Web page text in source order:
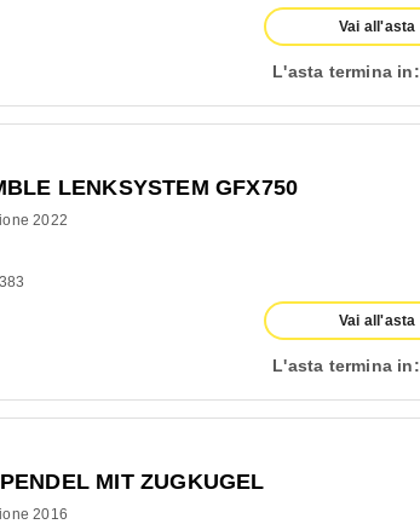
Vai all'asta
L'asta termina in:
LENKSYSTEM GFX750
2022
Vai all'asta
L'asta termina in:
MIT ZUGKUGEL
2016